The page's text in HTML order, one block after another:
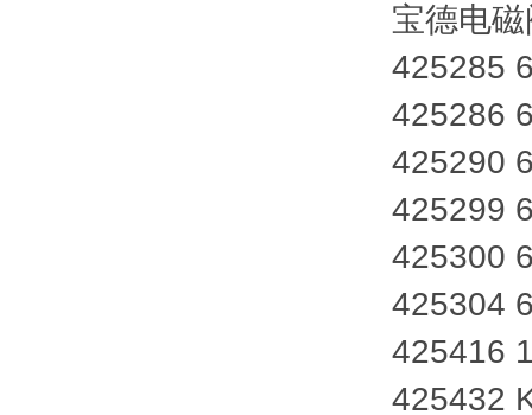
宝德电
425285
425286
425290
425299
425300
425304
425416
425432